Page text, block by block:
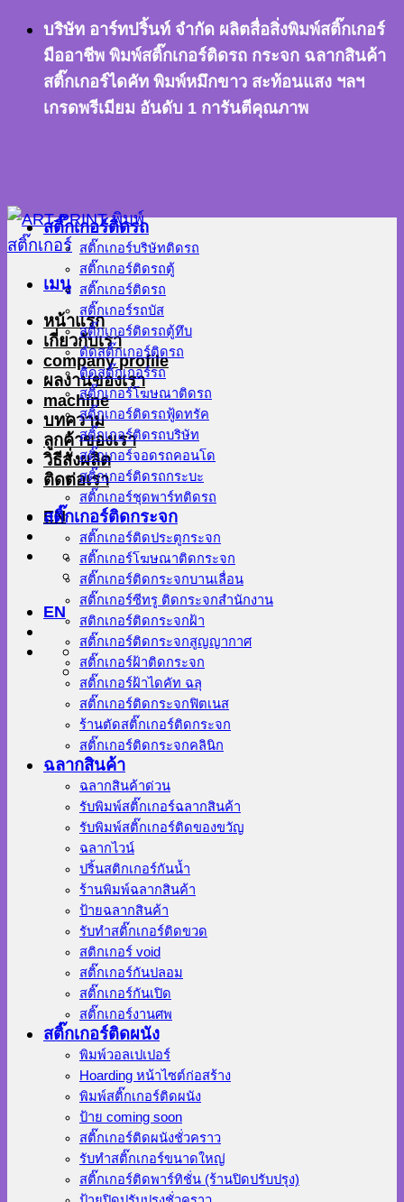
ข้าม
เนื้อหา
บริษัท อาร์ทปริ้นท์ จำกัด ผลิตสื่อสิ่งพิมพ์สติ๊กเกอร์
มืออาชีพ พิมพ์สติ๊กเกอร์ติดรถ กระจก ฉลากสินค้า
สติ๊กเกอร์ไดคัท พิมพ์หมึกขาว สะท้อนแสง ฯลฯ
เกรดพรีเมียม อันดับ 1 การันตีคุณภาพ
เมนู
หน้าแรก
เกี่ยวกับเรา
company profile
ผลงานของเรา
machine
บทความ
ลูกค้าของเรา
วิธีสั่งผลิต
ติดต่อเรา
EN
EN
สติ๊กเกอร์ติดรถ
สติ๊กเกอร์บริษัทติดรถ
สติ๊กเกอร์ติดรถตู้
สติ๊กเกอร์ติดรถ
สติ๊กเกอร์รถบัส
สติ๊กเกอร์ติดรถตู้ทึบ
ตัดสติ๊กเกอร์ติดรถ
ติดสติ๊กเกอร์รถ
สติ๊กเกอร์โฆษณาติดรถ
สติ๊กเกอร์ติดรถฟู้ดทรัค
สติ๊กเกอร์ติดรถบริษัท
สติ๊กเกอร์จอดรถคอนโด
สติ๊กเกอร์ติดรถกระบะ
สติ๊กเกอร์ชุดพาร์ทติดรถ
สติ๊กเกอร์ติดกระจก
สติ๊กเกอร์ติดประตูกระจก
สติ๊กเกอร์โฆษณาติดกระจก
สติ๊กเกอร์ติดกระจกบานเลื่อน
สติ๊กเกอร์ซีทรู ติดกระจกสำนักงาน
สติกเกอร์ติดกระจกฝ้า
สติ๊กเกอร์ติดกระจกสูญญากาศ
สติ๊กเกอร์ฝ้าติดกระจก
สติ๊กเกอร์ฝ้าไดคัท ฉลุ
สติ๊กเกอร์ติดกระจกฟิตเนส
ร้านตัดสติ๊กเกอร์ติดกระจก
สติ๊กเกอร์ติดกระจกคลินิก
ฉลากสินค้า
ฉลากสินค้าด่วน
รับพิมพ์สติ๊กเกอร์ฉลากสินค้า
รับพิมพ์สติ๊กเกอร์ติดของขวัญ
ฉลากไวน์
ปริ้นสติกเกอร์กันน้ำ
ร้านพิมพ์ฉลากสินค้า
ป้ายฉลากสินค้า
รับทำสติ๊กเกอร์ติดขวด
สติกเกอร์ void
สติ๊กเกอร์กันปลอม
สติ๊กเกอร์กันเปิด
สติ๊กเกอร์งานศพ
สติ๊กเกอร์ติดผนัง
พิมพ์วอลเปเปอร์
Hoarding หน้าไซต์ก่อสร้าง
พิมพ์สติ๊กเกอร์ติดผนัง
ป้าย coming soon
สติ๊กเกอร์ติดผนังชั่วคราว
รับทำสติ๊กเกอร์ขนาดใหญ่
สติ๊กเกอร์ติดพาร์ทิชั่น (ร้านปิดปรับปรุง)